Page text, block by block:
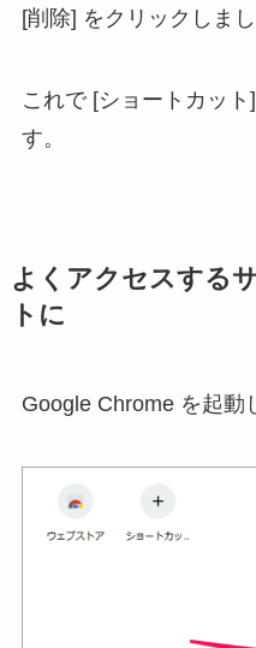
[削除] をクリックしまし
これで [ショートカッ
す。
よくアクセスする
トに
Google Chrome を起動